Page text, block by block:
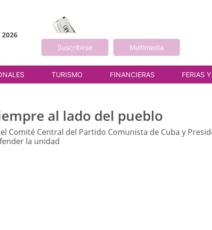
2026
Suscribirse Multimedia
TURISMO FINANCIERAS FERIAS
al lado del pueblo
Comité Central del Partido Comunista de Cuba y
la unidad